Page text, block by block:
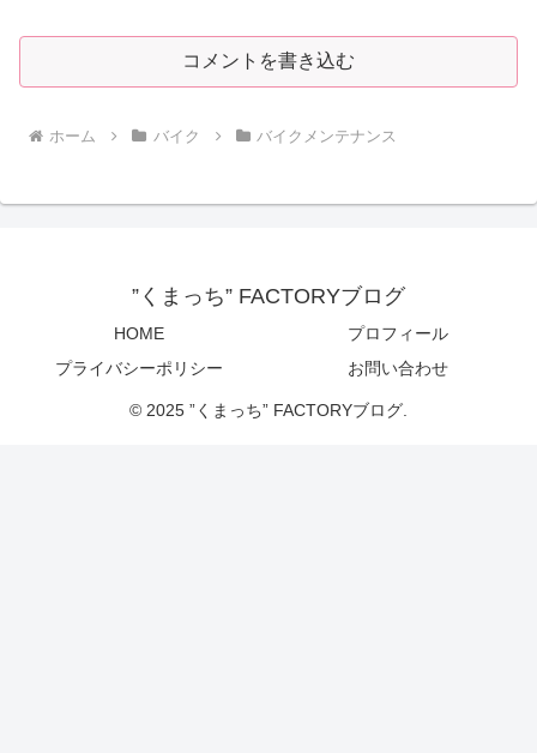
コメントを書き込む
ホーム バイク バイクメンテナンス
”くまっち” FACTORYブログ
HOME
プロフィール
プライバシーポリシー
お問い合わせ
© 2025 ”くまっち” FACTORYブログ.